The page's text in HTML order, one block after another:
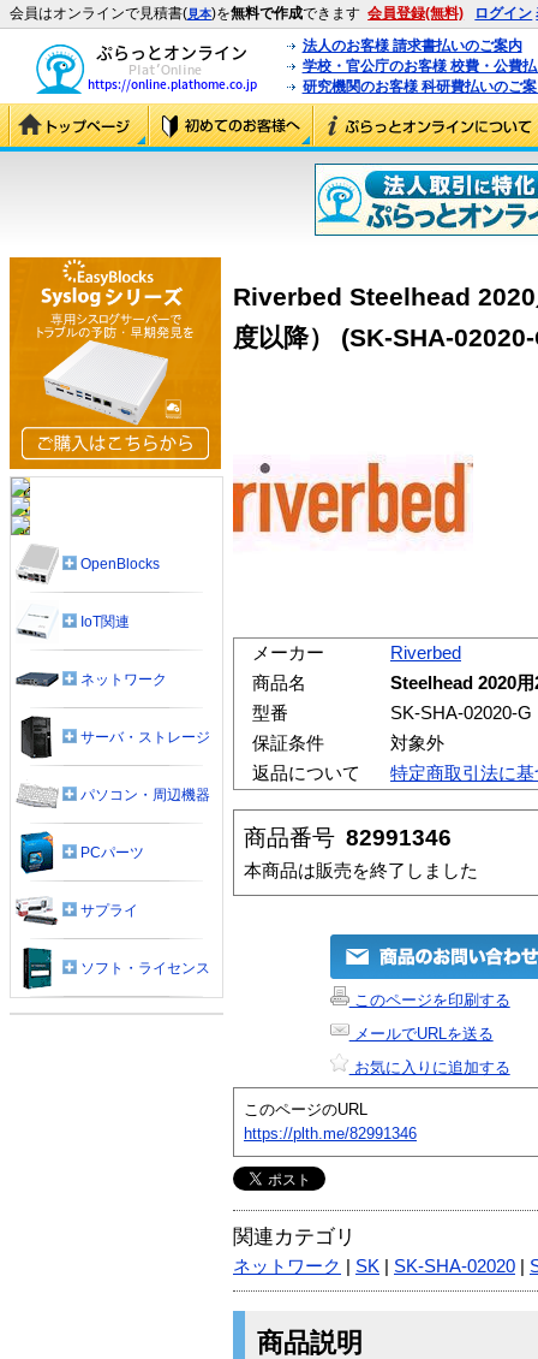
会員はオンラインで見積書(見本)を無料で作成できます 会員登録(無料) ログイン
法人のお客様 請求書払いのご案内
学校・官公庁のお客様 校費・公費
研究機関のお客様 科研費払いのご
Riverbed Steelhead
度以降） (SK-SHA-
メーカー
Riverbed
商品名
Steelhead 2020
型番
SK-SHA-02020-G
保証条件
対象外
返品について
特定商取引法に
商品番号 82991346
本商品は販売を終了しました
このページを印刷する
メールでURLを送る
お気に入りに追加する
このページのURL
https://plth.me/82991346
関連カテゴリ
ネットワーク SK SK-SHA-02020
商品説明
OpenBlocks
IoT関連
ネットワーク
サーバ・ストレージ
パソコン・周辺機器
PCパーツ
サプライ
ソフト・ライセンス